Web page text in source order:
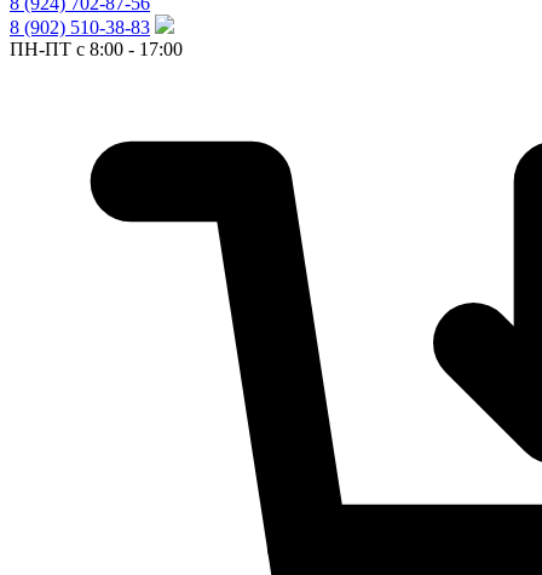
8 (902) 510-38-83
ПН-ПТ с 8:00 - 17:00